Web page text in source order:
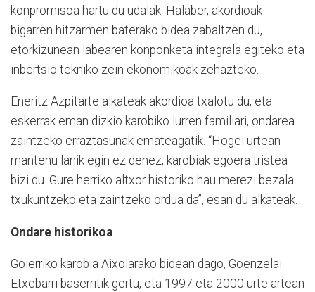
konpromisoa hartu du udalak. Halaber, akordioak
bigarren hitzarmen baterako bidea zabaltzen du,
etorkizunean labearen konponketa integrala egiteko eta
inbertsio tekniko zein ekonomikoak zehazteko.
Eneritz Azpitarte alkateak akordioa txalotu du, eta
eskerrak eman dizkio karobiko lurren familiari, ondarea
zaintzeko erraztasunak emateagatik. “Hogei urtean
mantenu lanik egin ez denez, karobiak egoera tristea
bizi du. Gure herriko altxor historiko hau merezi bezala
txukuntzeko eta zaintzeko ordua da”, esan du alkateak.
Ondare historikoa
Goierriko karobia Aixolarako bidean dago, Goenzelai
Etxebarri baserritik gertu, eta 1997 eta 2000 urte artean